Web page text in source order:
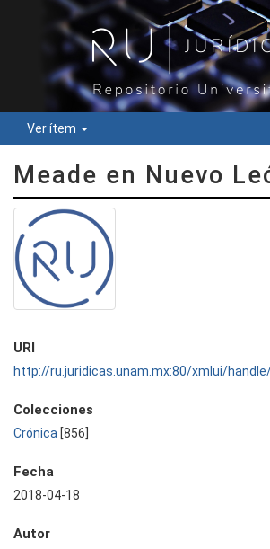
Ver ítem
Meade en Nuevo
URI
http://ru.juridicas.unam.mx:80/xmlui/
Colecciones
Crónica [856]
Fecha
2018-04-18
Autor